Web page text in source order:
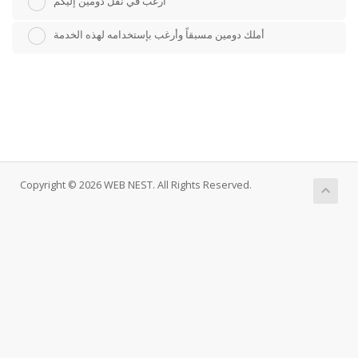
أملك دومين مسبقاً وأرغب بإستخدامه لهذه الخدمة
Copyright © 2026 WEB NEST. All Rights Reserved.